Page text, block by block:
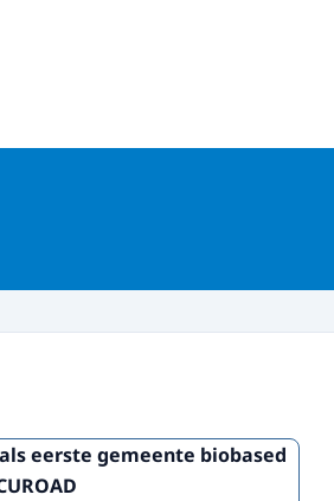
eerste gemeente biobased